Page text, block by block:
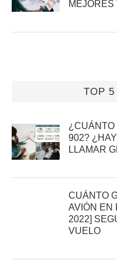
TOP 5
¿CUÁNTO
902?
LLAMAR
CUÁNTO
AVIÓN EN
2022]
VUELO